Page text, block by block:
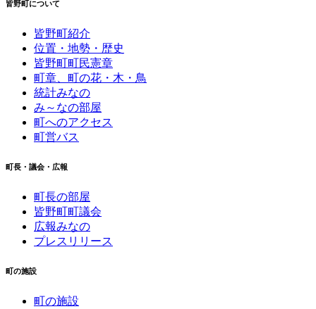
皆野町について
皆野町紹介
位置・地勢・歴史
皆野町町民憲章
町章、町の花・木・鳥
統計みなの
み～なの部屋
町へのアクセス
町営バス
町長・議会・広報
町長の部屋
皆野町町議会
広報みなの
プレスリリース
町の施設
町の施設